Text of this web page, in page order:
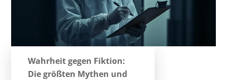
Wahrheit gegen Fiktion:
Die größten Mythen und